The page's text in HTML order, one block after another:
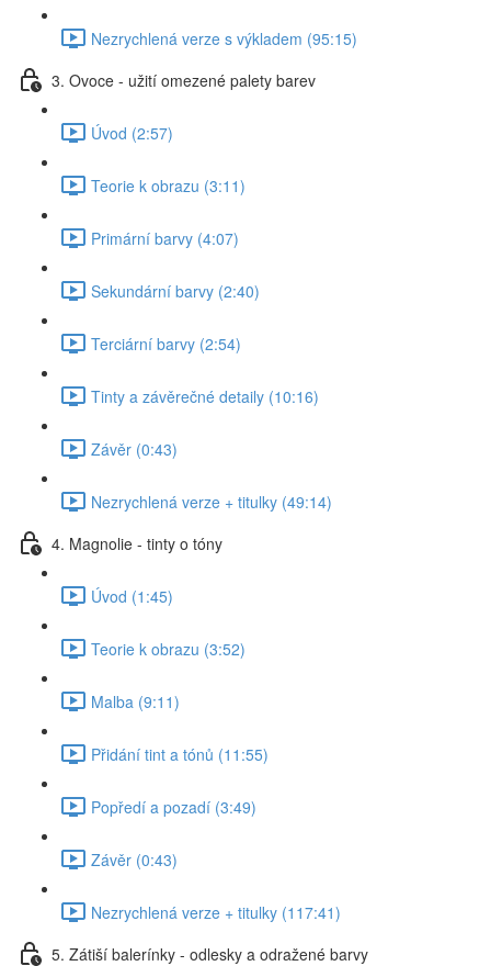
Nezrychlená verze s výkladem (95:15)
3. Ovoce - užití omezené palety barev
Úvod (2:57)
Teorie k obrazu (3:11)
Primární barvy (4:07)
Sekundární barvy (2:40)
Terciární barvy (2:54)
Tinty a závěrečné detaily (10:16)
Závěr (0:43)
Nezrychlená verze + titulky (49:14)
4. Magnolie - tinty o tóny
Úvod (1:45)
Teorie k obrazu (3:52)
Malba (9:11)
Přidání tint a tónů (11:55)
Popředí a pozadí (3:49)
Závěr (0:43)
Nezrychlená verze + titulky (117:41)
5. Zátiší balerínky - odlesky a odražené barvy